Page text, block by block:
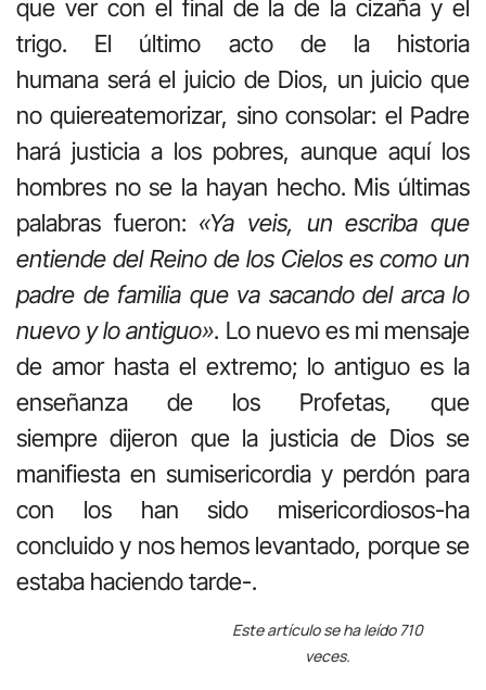
que ver con el final de la de la cizaña y el
trigo. El último acto de la historia
humana será el juicio de Dios, un juicio que
no quiereatemorizar, sino consolar: el Padre
hará justicia a los pobres, aunque aquí los
hombres no se la hayan hecho. Mis últimas
palabras fueron: «Ya veis, un escriba que
entiende del Reino de los Cielos es como un
padre de familia que va sacando del arca lo
nuevo y lo antiguo». Lo nuevo es mi mensaje
de amor hasta el extremo; lo antiguo es la
enseñanza de los Profetas, que
siempre dijeron que la justicia de Dios se
manifiesta en sumisericordia y perdón para
con los han sido misericordiosos-ha
concluido y nos hemos levantado, porque se
estaba haciendo tarde-.
Este artículo se ha leído 710
veces.